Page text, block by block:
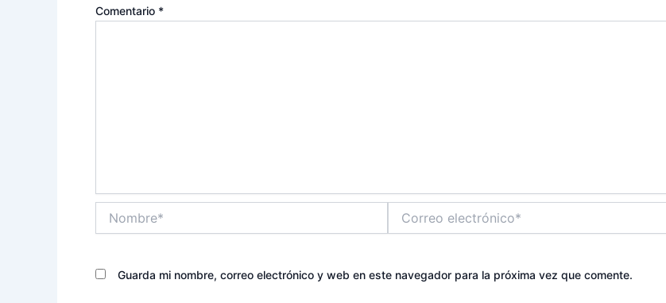
Comentario *
electrónico*
Guarda mi nombre, correo electrónico y web en este navegador para la próxima vez que comente.